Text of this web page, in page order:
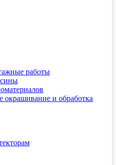
работы
окрашивание и обработка